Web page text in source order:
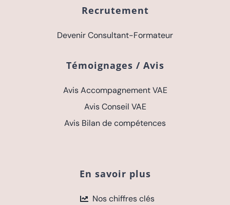
Recrutement
Devenir Consultant-Formateur
Témoignages / Avis
Avis Accompagnement VAE
Avis Conseil VAE
Avis Bilan de compétences
En savoir plus
Nos chiffres clés